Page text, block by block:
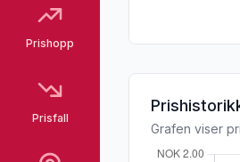
Prishopp
Prisfall
Grafen viser